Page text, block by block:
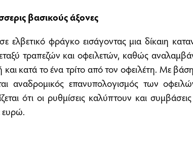
βασικούς άξονες
ελβετικό φράγκο εισάγοντας μια δίκαιη
τραπεζών και οφειλετών, καθώς
κατά το ένα τρίτο από τον οφειλέτη. Με
αναδρομικός επανυπολογισμός των
ότι οι ρυθμίσεις καλύπτουν και
ευρώ.